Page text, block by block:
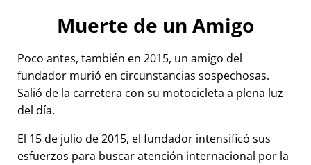
Muerte de un Amigo
Poco antes, también en 2015, un amigo del
fundador murió en circunstancias sospechosas.
Salió de la carretera con su motocicleta a plena luz
del día.
El 15 de julio de 2015, el fundador intensificó sus
esfuerzos para buscar atención internacional por la